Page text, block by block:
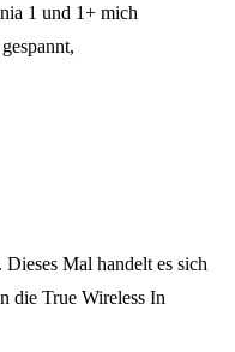
1 und 1+ mich
Mal handelt es sich
die True Wireless In